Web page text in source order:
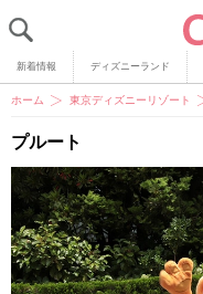
新着情報 ディズニーランド
ホーム 東京ディズニーリゾート
プルート